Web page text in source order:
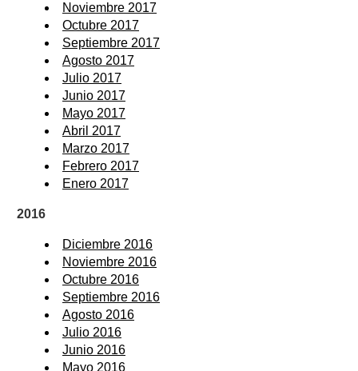
Noviembre 2017
Octubre 2017
Septiembre 2017
Agosto 2017
Julio 2017
Junio 2017
Mayo 2017
Abril 2017
Marzo 2017
Febrero 2017
Enero 2017
2016
Diciembre 2016
Noviembre 2016
Octubre 2016
Septiembre 2016
Agosto 2016
Julio 2016
Junio 2016
Mayo 2016